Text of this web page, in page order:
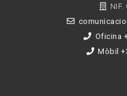
NIF.
Oficina
Mòbil